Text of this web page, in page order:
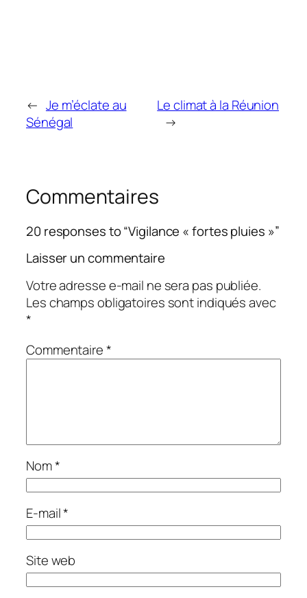
← Je m’éclate au
Sénégal
Le climat à la Réunion
→
Commentaires
20 responses to “Vigilance « fortes pluies »”
Laisser un commentaire
Votre adresse e-mail ne sera pas publiée.
Les champs obligatoires sont indiqués avec
*
Commentaire*
Nom*
E-mail*
Site web